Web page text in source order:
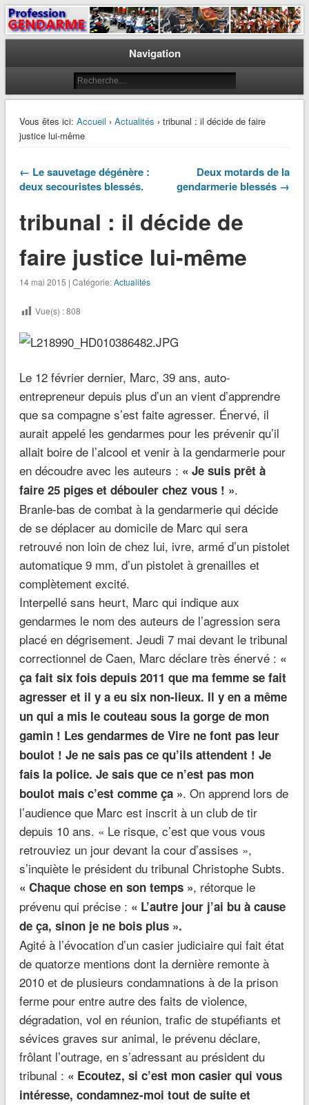
Profession Gendarme
Le journal des gendarmes
Navigation
Vous êtes ici: Accueil › Actualités › tribunal : il décide de faire
justice lui-même
← Le sauvetage dégénère :
deux secouristes blessés.
Deux motards de la
gendarmerie blessés →
tribunal : il décide de
faire justice lui-même
14 mai 2015 | Catégorie:Actualités
Vue(s) :808
Le 12 février dernier, Marc, 39 ans, auto-
entrepreneur depuis plus d’un an vient d’apprendre
que sa compagne s’est faite agresser. Énervé, il
aurait appelé les gendarmes pour les prévenir qu’il
allait boire de l’alcool et venir à la gendarmerie pour
en découdre avec les auteurs : « Je suis prêt à
faire 25 piges et débouler chez vous ! ».
Branle-bas de combat à la gendarmerie qui décide
de se déplacer au domicile de Marc qui sera
retrouvé non loin de chez lui, ivre, armé d’un pistolet
automatique 9 mm, d’un pistolet à grenailles et
complètement excité.
Interpellé sans heurt, Marc qui indique aux
gendarmes le nom des auteurs de l’agression sera
placé en dégrisement. Jeudi 7 mai devant le tribunal
correctionnel de Caen, Marc déclare très énervé : «
ça fait six fois depuis 2011 que ma femme se fait
agresser et il y a eu six non-lieux. Il y en a même
un qui a mis le couteau sous la gorge de mon
gamin ! Les gendarmes de Vire ne font pas leur
boulot ! Je ne sais pas ce qu’ils attendent ! Je
fais la police. Je sais que ce n’est pas mon
boulot mais c’est comme ça ». On apprend lors de
l’audience que Marc est inscrit à un club de tir
depuis 10 ans. « Le risque, c’est que vous vous
retrouviez un jour devant la cour d’assises »,
s’inquiète le président du tribunal Christophe Subts.
« Chaque chose en son temps », rétorque le
prévenu qui précise : « L’autre jour j’ai bu à cause
de ça, sinon je ne bois plus ».
Agité à l’évocation d’un casier judiciaire qui fait état
de quatorze mentions dont la dernière remonte à
2010 et de plusieurs condamnations à de la prison
ferme pour entre autre des faits de violence,
dégradation, vol en réunion, trafic de stupéfiants et
sévices graves sur animal, le prévenu déclare,
frôlant l’outrage, en s’adressant au président du
tribunal : « Ecoutez, si c’est mon casier qui vous
intéresse, condamnez-moi tout de suite et